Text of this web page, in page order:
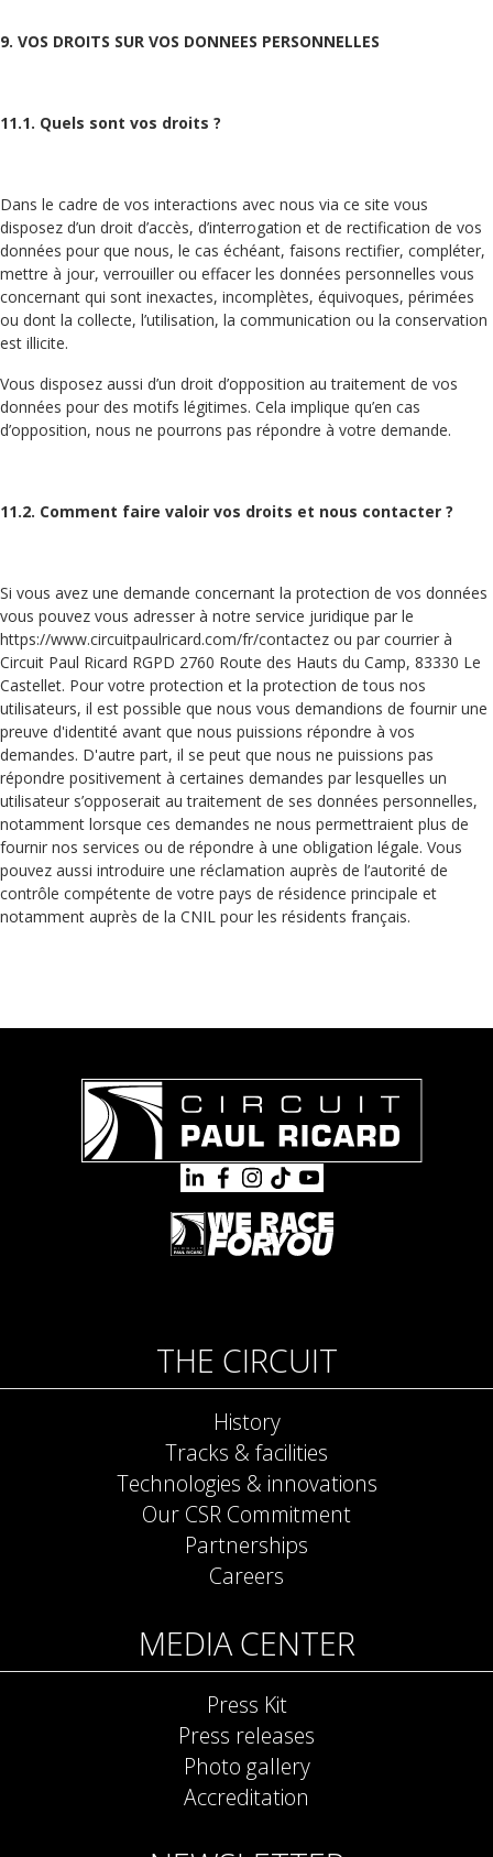
9. VOS DROITS SUR VOS DONNEES PERSONNELLES
11.1. Quels sont vos droits ?
Dans le cadre de vos interactions avec nous via ce site vous
disposez d’un droit d’accès, d’interrogation et de rectification de vos
données pour que nous, le cas échéant, faisons rectifier, compléter,
mettre à jour, verrouiller ou effacer les données personnelles vous
concernant qui sont inexactes, incomplètes, équivoques, périmées
ou dont la collecte, l’utilisation, la communication ou la conservation
est illicite.
Vous disposez aussi d’un droit d’opposition au traitement de vos
données pour des motifs légitimes. Cela implique qu’en cas
d’opposition, nous ne pourrons pas répondre à votre demande.
11.2. Comment faire valoir vos droits et nous contacter ?
Si vous avez une demande concernant la protection de vos données
vous pouvez vous adresser à notre service juridique par le
https://www.circuitpaulricard.com/fr/contactez ou par courrier à
Circuit Paul Ricard RGPD 2760 Route des Hauts du Camp, 83330 Le
Castellet. Pour votre protection et la protection de tous nos
utilisateurs, il est possible que nous vous demandions de fournir une
preuve d'identité avant que nous puissions répondre à vos
demandes. D'autre part, il se peut que nous ne puissions pas
répondre positivement à certaines demandes par lesquelles un
utilisateur s’opposerait au traitement de ses données personnelles,
notamment lorsque ces demandes ne nous permettraient plus de
fournir nos services ou de répondre à une obligation légale. Vous
pouvez aussi introduire une réclamation auprès de l’autorité de
contrôle compétente de votre pays de résidence principale et
notamment auprès de la CNIL pour les résidents français.
THE CIRCUIT
History
Tracks & facilities
Technologies & innovations
Our CSR Commitment
Partnerships
Careers
MEDIA CENTER
Press Kit
Press releases
Photo gallery
Accreditation